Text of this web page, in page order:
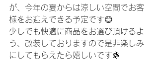
が、今年の夏からは涼しい空間でお客
様をお迎えできる予定です😊
少しでも快適に商品をお選び頂けるよ
う、改装しておりますので是非楽しみ
にしてもらえたら嬉しいです🍇